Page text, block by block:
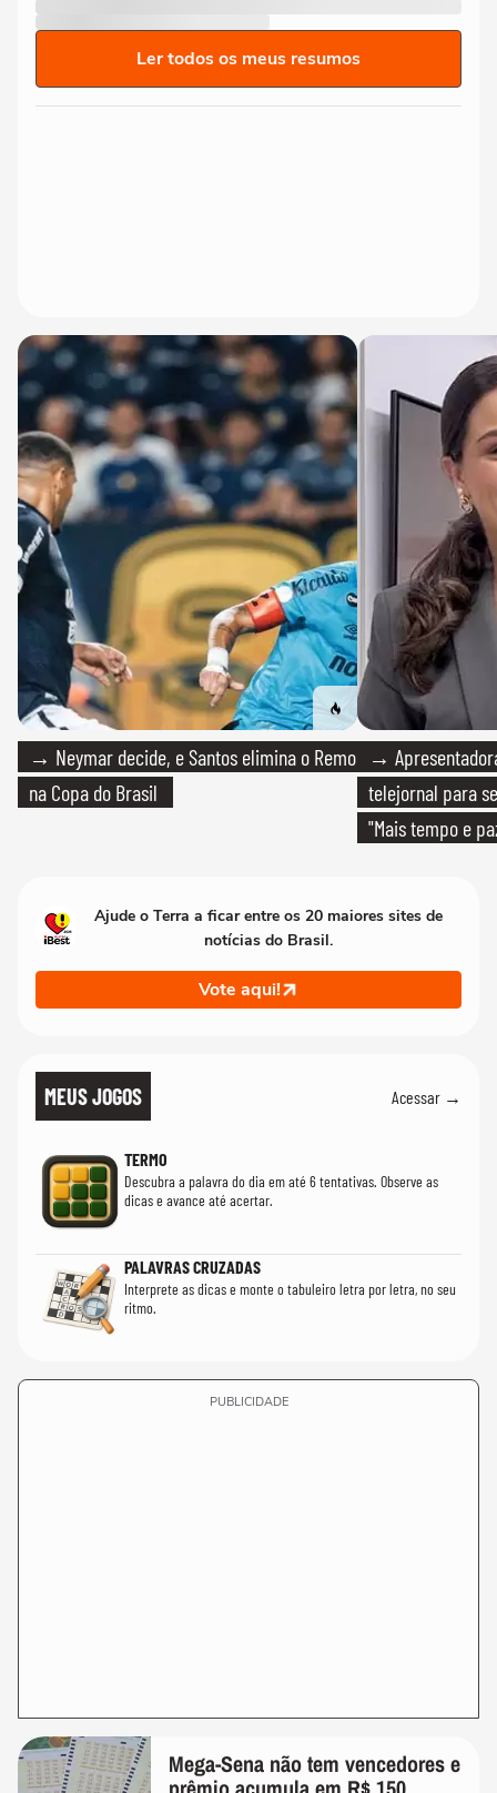
Ler todos os meus resumos
→ Neymar decide, e Santos elimina o Remo
na Copa do Brasil
→
telejornal para
"Mais tempo e
Ajude o Terra a ficar entre os 20 maiores sites de
notícias do Brasil.
Vote aqui!
MEUS JOGOS Acessar →
TERMO
Descubra a palavra do dia em até 6 tentativas. Observe as
dicas e avance até acertar.
PALAVRAS CRUZADAS
Interprete as dicas e monte o tabuleiro letra por letra, no seu
ritmo.
PUBLICIDADE
Mega-Sena não tem vencedores e